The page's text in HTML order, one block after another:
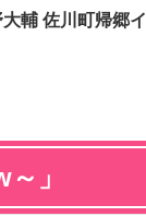
輔 佐川町帰郷イ
」